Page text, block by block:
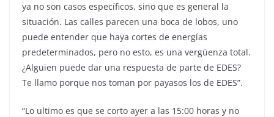
ya no son casos específicos, sino que es general la
situación. Las calles parecen una boca de lobos, uno
puede entender que haya cortes de energías
predeterminados, pero no esto, es una vergüenza total.
¿Alguien puede dar una respuesta de parte de EDES?
Te llamo porque nos toman por payasos los de EDES”.
“Lo ultimo es que se corto ayer a las 15:00 horas y no